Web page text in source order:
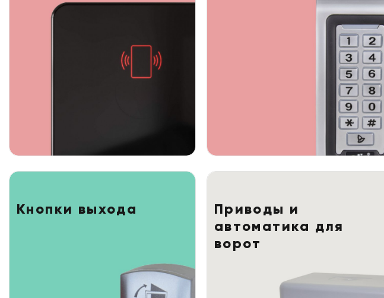
Кнопки выхода
Приводы и
автоматика для
ворот